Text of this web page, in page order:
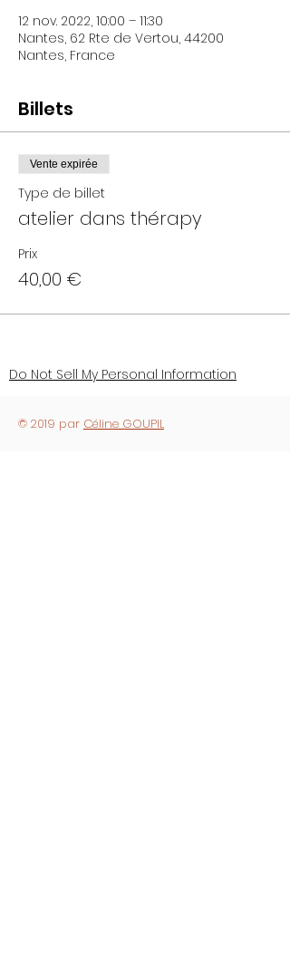
12 nov. 2022, 10:00 – 11:30
Nantes, 62 Rte de Vertou, 44200
Nantes, France
Billets
Vente expirée
Type de billet
atelier dans thérapy
Prix
40,00 €
Do Not Sell My Personal Information
© 2019 par Céline GOUPIL